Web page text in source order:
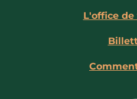
L'office